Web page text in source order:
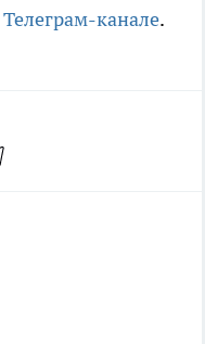
Телеграм-канале.